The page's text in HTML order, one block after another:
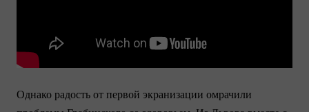
Однако радость от первой экранизации омрачили